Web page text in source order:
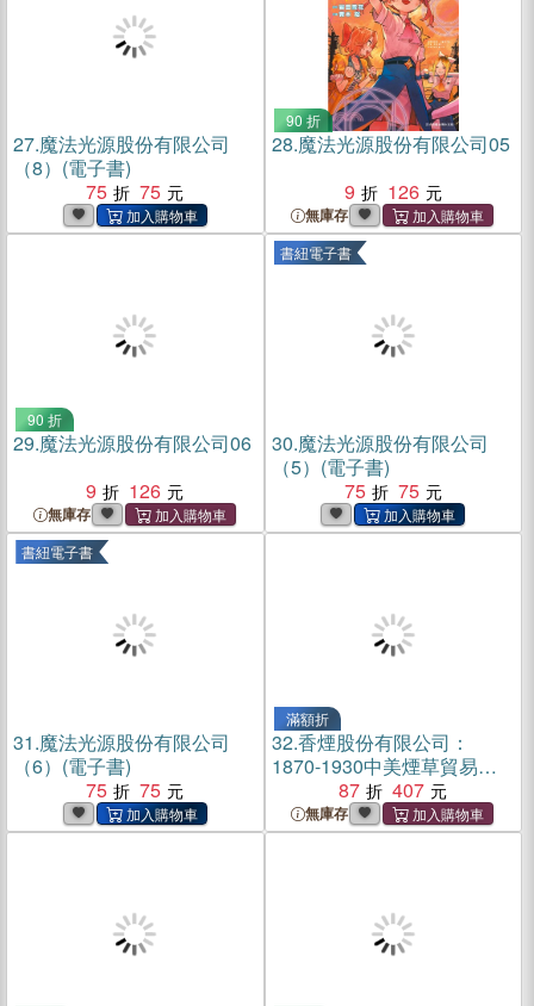
27.魔法光源股份有限公司
（8）(電子書)
75
75
90 折
28.魔法光源股份有限公司05
9
126
無庫存
90 折
29.魔法光源股份有限公司06
9
126
無庫存
書紐電子書
30.魔法光源股份有限公司
（5）(電子書)
75
75
書紐電子書
31.魔法光源股份有限公司
（6）(電子書)
75
75
滿額折
32.香煙股份有限公司：
1870-1930中美煙草貿易研
究（簡體書）
87 407
無庫存